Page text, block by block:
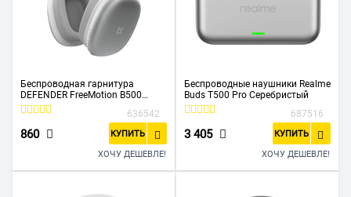
Беспроводная гарнитура
DEFENDER FreeMotion B500
серебряный 63503
636542
860 КУПИТЬ
ХОЧУ ДЕШЕВЛЕ!
Беспроводные наушники Realme
Buds T500 Pro Серебристый
687516
3 405 КУПИТЬ
ХОЧУ ДЕШЕВЛЕ!